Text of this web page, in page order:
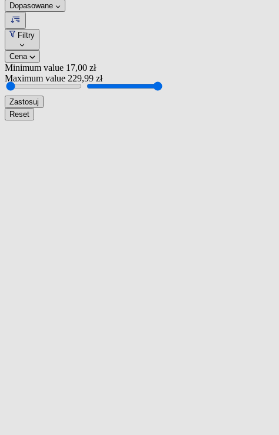
Dopasowane
Filtry
Cena
Minimum value 17,00 zł
Maximum value 229,99 zł
Zastosuj
Reset